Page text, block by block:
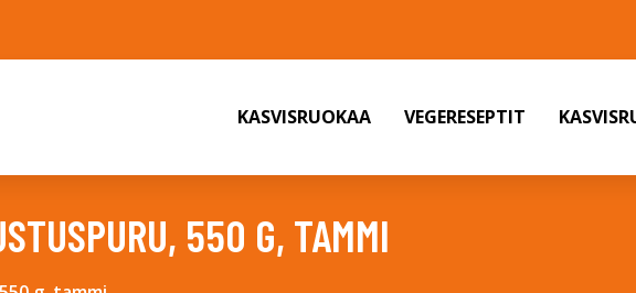
KASVISRUOKAA VEGERESEPTIT
550 G, TAMMI